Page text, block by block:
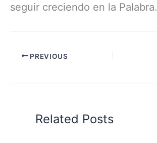
seguir creciendo en la Palabra.
PREVIOUS
Related Posts